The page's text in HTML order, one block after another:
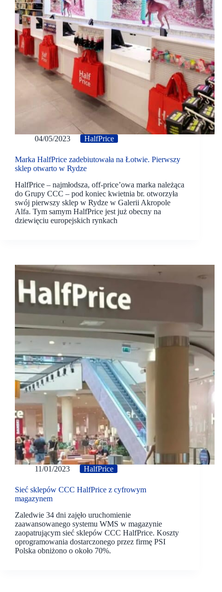
04/05/2023 HalfPrice
Marka HalfPrice zadebiutowała na Łotwie. Pierwszy
sklep otwarto w Rydze
HalfPrice – najmłodsza, off-price’owa marka należąca
do Grupy CCC – pod koniec kwietnia br. otworzyła
swój pierwszy sklep w Rydze w Galerii Akropole
Alfa. Tym samym HalfPrice jest już obecny na
dziewięciu europejskich rynkach
11/01/2023 HalfPrice
Sieć sklepów CCC HalfPrice z cyfrowym
magazynem
Zaledwie 34 dni zajęło uruchomienie
zaawansowanego systemu WMS w magazynie
zaopatrującym sieć sklepów CCC HalfPrice. Koszty
oprogramowania dostarczonego przez firmę PSI
Polska obniżono o około 70%.